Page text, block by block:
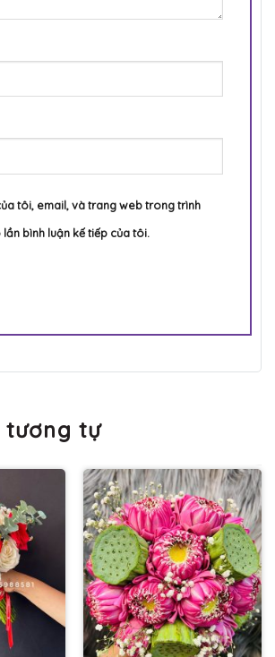
tôi, email, và trang web trong trình
bình luận kế tiếp của tôi.
tương tự